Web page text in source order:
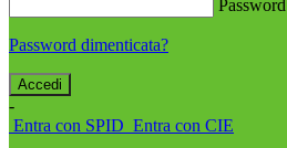
Password
Password dimenticata?
-
Entra con SPID Entra con CIE